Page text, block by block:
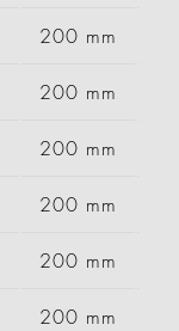
200 mm
200 mm
200 mm
200 mm
200 mm
200 mm